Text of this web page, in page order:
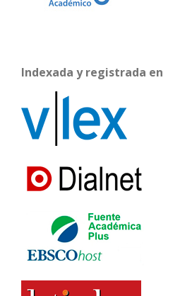
Indexada y registrada en